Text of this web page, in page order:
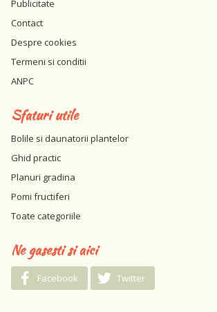
Publicitate
Contact
Despre cookies
Termeni si conditii
ANPC
Sfaturi utile
Bolile si daunatorii plantelor
Ghid practic
Planuri gradina
Pomi fructiferi
Toate categoriile
Ne gasesti si aici
Facebook Twitter